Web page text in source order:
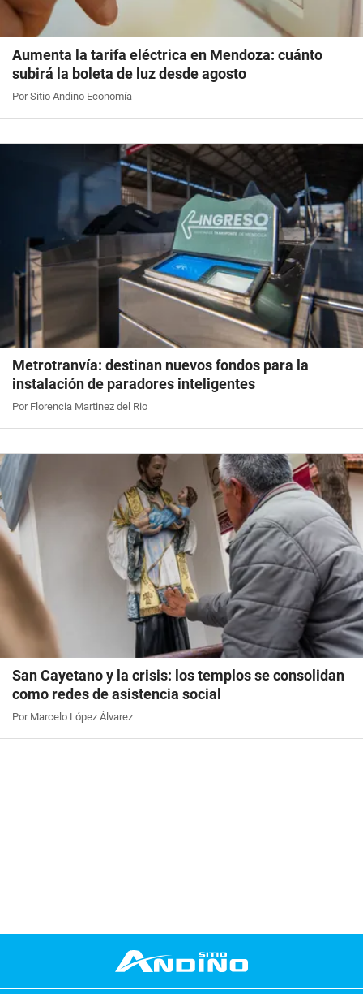
Aumenta la tarifa eléctrica en Mendoza: cuánto
subirá la boleta de luz desde agosto
Por Sitio Andino Economía
Metrotranvía: destinan nuevos fondos para la
instalación de paradores inteligentes
Por Florencia Martinez del Rio
San Cayetano y la crisis: los templos se consolidan
como redes de asistencia social
Por Marcelo López Álvarez